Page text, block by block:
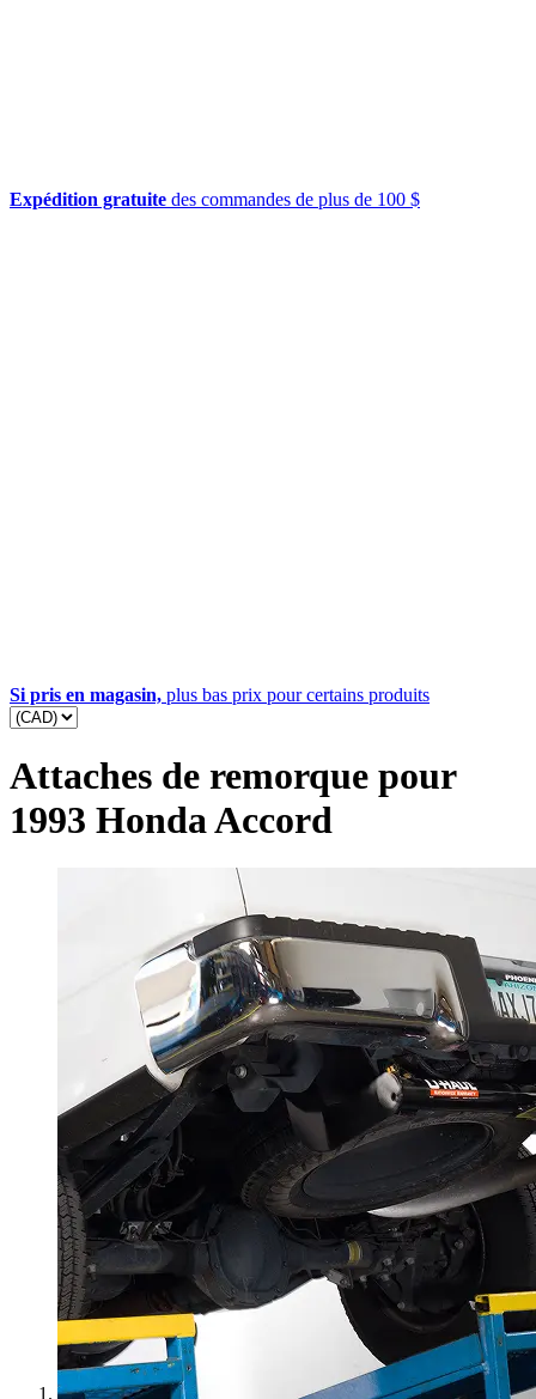
Expédition gratuite des commandes de plus de 100 $
Si pris en magasin, plus bas prix pour certains produits
Attaches de remorque pour
1993 Honda Accord